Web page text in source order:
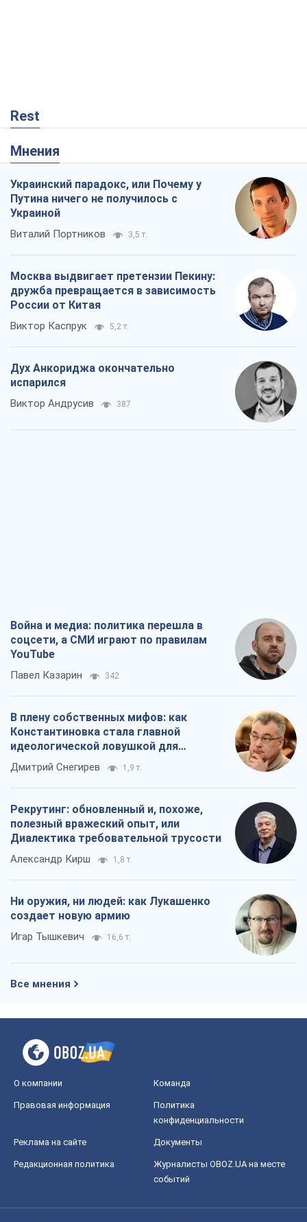
Rest
Мнения
Украинский парадокс, или Почему у
Путина ничего не получилось с
Украиной
Виталий Портников 3,5 т.
Москва выдвигает претензии Пекину:
дружба превращается в зависимость
России от Китая
Виктор Каспрук 5,2 т.
Дух Анкориджа окончательно
испарился
Виктор Андрусив 387
Война и медиа: политика перешла в
соцсети, а СМИ играют по правилам
YouTube
Павел Казарин 342
В плену собственных мифов: как
Константиновка стала главной
идеологической ловушкой для
российских оккупантов
Дмитрий Снегирев 1,9 т.
Рекрутинг: обновленный и, похоже,
полезный вражеский опыт, или
Диалектика требовательной трусости
Александр Кирш 1,8 т.
Ни оружия, ни людей: как Лукашенко
создает новую армию
Игар Тышкевич 16,6 т.
Все мнения
О компании Команда
Правовая информация
Политика
конфиденциальности
Реклама на сайте Документы
Редакционная политика
Журналисты OBOZ.UA на месте
событий